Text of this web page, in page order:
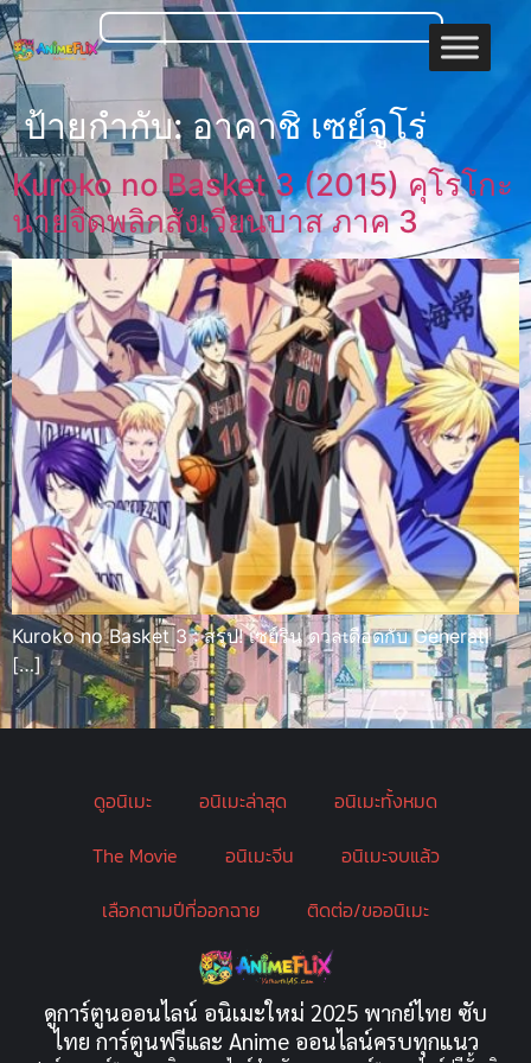
ป้ายกำกับ:อาคาชิ เซย์จูโร่
Kuroko no Basket 3 (2015) คุโรโกะ
นายจืดพลิกสังเวียนบาส ภาค 3
Kuroko no Basket 3 : สรุป! เซย์ริน ดวลเดือดกับ Generati
[…]
ดูอนิเมะ อนิเมะล่าสุด
อนิเมะทั้งหมด
The Movie
อนิเมะจีน
อนิเมะจบแล้ว
เลือกตามปีที่ออกฉาย
ติดต่อ/ขออนิเมะ
ดูการ์ตูนออนไลน์ อนิเมะใหม่ 2025 พากย์ไทย ซับ
ไทย การ์ตูนฟรีและ Anime ออนไลน์ครบทุกแนว